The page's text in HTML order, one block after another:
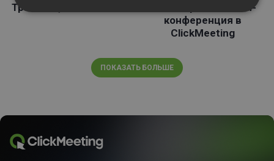
Трансляция на LinkedIn
Ваша первая онлайн-
конференция в
ClickMeeting
ПОКАЗАТЬ БОЛЬШЕ